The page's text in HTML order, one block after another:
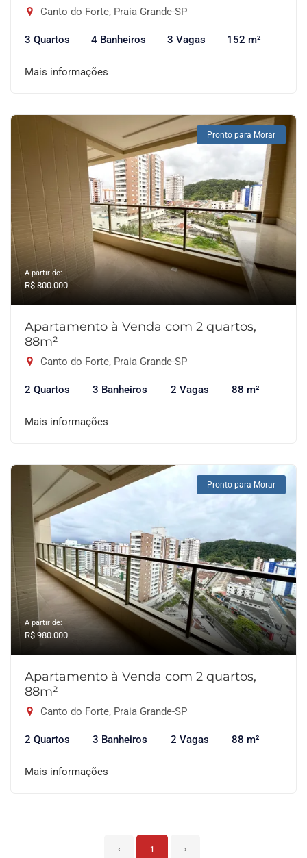
Canto do Forte, Praia Grande-SP
3 Quartos 4 Banheiros 3 Vagas 152 m²
Mais informações
Pronto para Morar
A partir de:
R$ 800.000
Apartamento à Venda com 2 quartos,
88m²
Canto do Forte, Praia Grande-SP
2 Quartos 3 Banheiros 2 Vagas 88 m²
Mais informações
Pronto para Morar
A partir de:
R$ 980.000
Apartamento à Venda com 2 quartos,
88m²
Canto do Forte, Praia Grande-SP
2 Quartos 3 Banheiros 2 Vagas 88 m²
Mais informações
‹ 1 ›